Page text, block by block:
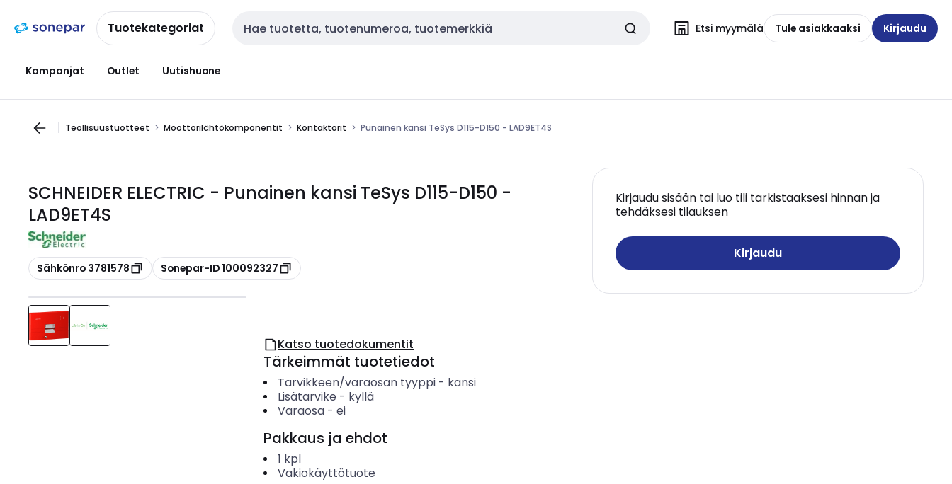
navigointiinsisältöönTuotekategoriat Haku Etsi myymälä Tule asiakkaaksi Kirjaudu
Kampanjat Outlet Uutishuone
Teollisuustuotteet Moottorilähtökomponentit Kontaktorit Punainen kansi TeSys D115-D150 - LAD9ET4S
SCHNEIDER ELECTRIC - Punainen kansi TeSys D115-D150 -
LAD9ET4S
Kopioi
Sähkönro 3781578 Kopioi
Sonepar-ID 100092327
Kirjaudu sisään tai luo tili tarkistaaksesi hinnan ja
tehdäksesi tilauksen
Kirjaudu
Katso tuotedokumentit
Tärkeimmät tuotetiedot
Tarvikkeen/varaosan tyyppi- kansi
Lisätarvike - kyllä
Varaosa- ei
Pakkaus ja ehdot
1 kpl
Vakiokäyttötuote